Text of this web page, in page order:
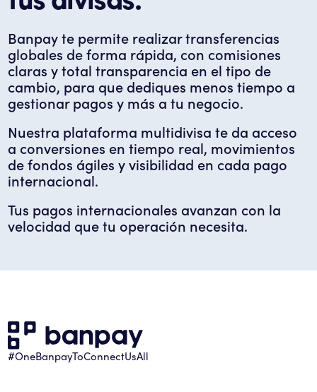
Banpay te permite realizar transferencias
globales de forma rápida, con comisiones
claras y total transparencia en el tipo de
cambio, para que dediques menos tiempo a
gestionar pagos y más a tu negocio.
Nuestra plataforma multidivisa te da acceso
a conversiones en tiempo real, movimientos
de fondos ágiles y visibilidad en cada pago
internacional.
Tus pagos internacionales avanzan con la
velocidad que tu operación necesita.
#OneBanpayToConnectUsAll